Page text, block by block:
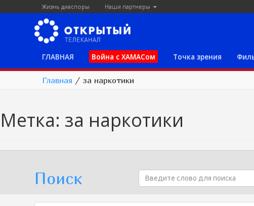
Жизнь диаспоры Наши партнеры
ГЛАВНАЯ Война с ХАМАСом Точка зрения
Главная / за наркотики
Метка: за наркотики
Поиск